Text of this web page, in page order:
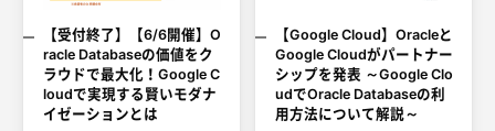
【受付終了】【6/6開催】O
racle Databaseの価値をク
ラウドで最大化！Google C
loudで実現する賢いモダナ
イゼーションとは
【Google Cloud】Oracleと
Google Cloudがパートナー
シップを発表 ～Google Clo
udでOracle Databaseの利
用方法について解説～